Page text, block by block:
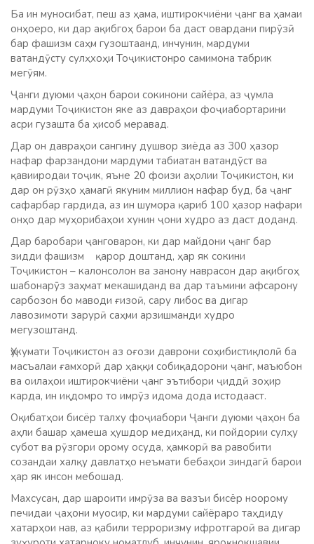
Ба ин муносибат, пеш аз ҳама, иштирокчиёни ҷанг ва ҳамаи
онҳоеро, ки дар ақибгоҳ барои ба даст овардани пирӯзӣ
бар фашизм саҳм гузоштаанд, инчунин, мардуми
ватандӯсту сулҳхоҳи Тоҷикистонро самимона табрик
мегӯям.
Ҷанги дуюми ҷаҳон барои сокинони сайёра, аз ҷумла
мардуми Тоҷикистон яке аз давраҳои фоҷиабортарини
асри гузашта ба ҳисоб меравад.
Дар он давраҳои сангину душвор зиёда аз 300 ҳазор
нафар фарзандони мардуми табиатан ватандӯст ва
қавииродаи тоҷик, яъне 20 фоизи аҳолии Тоҷикистон, ки
дар он рӯзҳо ҳамагӣ якуним миллион нафар буд, ба ҷанг
сафарбар гардида, аз ин шумора қариб 100 ҳазор нафари
онҳо дар муҳорибаҳои хунин ҷони худро аз даст доданд.
Дар баробари ҷанговарон, ки дар майдони ҷанг бар
зидди фашизм қарор доштанд, ҳар як сокини
Тоҷикистон – калонсолон ва занону наврасон дар ақибгоҳ
шабонарӯз заҳмат мекашиданд ва дар таъмини афсарону
сарбозон бо маводи ғизоӣ, сару либос ва дигар
лавозимоти зарурӣ саҳми арзишманди худро
мегузоштанд.
Ҳукумати Тоҷикистон аз оғози даврони соҳибистиқлолӣ ба
масъалаи ғамхорӣ дар ҳаққи собиқадорони ҷанг, маъюбон
ва оилаҳои иштирокчиёни ҷанг эътибори ҷиддӣ зоҳир
карда, ин иқдомро то имрӯз идома дода истодааст.
Оқибатҳои бисёр талху фоҷиабори Ҷанги дуюми ҷаҳон ба
аҳли башар ҳамеша ҳушдор медиҳанд, ки пойдории сулҳу
субот ва рӯзгори орому осуда, ҳамкорӣ ва равобити
созандаи халқу давлатҳо неъмати бебаҳои зиндагӣ барои
ҳар як инсон мебошад.
Махсусан, дар шароити имрӯза ва вазъи бисёр ноорому
печидаи ҷаҳони муосир, ки мардуми сайёраро таҳдиду
хатарҳои нав, аз қабили терроризму ифротгароӣ ва дигар